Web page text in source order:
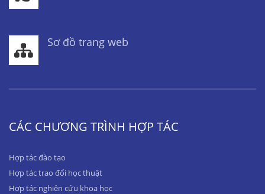
Sơ đồ trang web
CÁC CHƯƠNG TRÌNH HỢP TÁC
Hợp tác đào tạo
Hợp tác trao đổi học thuật
Hợp tác nghiên cứu khoa học